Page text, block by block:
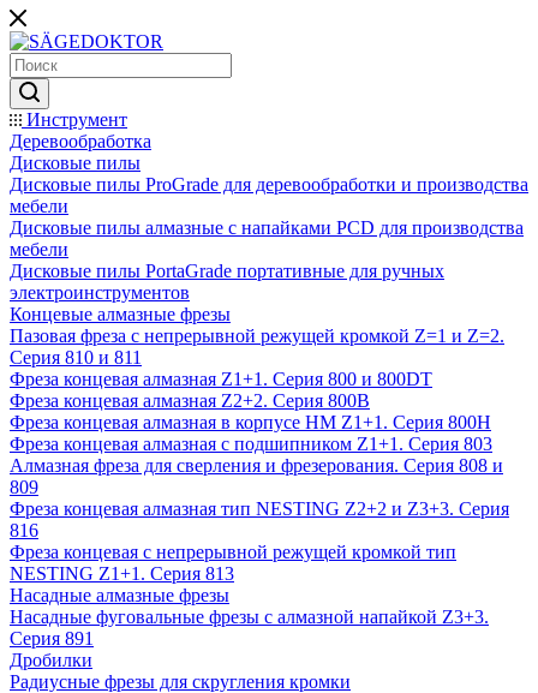
Инструмент
Деревообработка
Дисковые пилы
Дисковые пилы ProGrade для деревообработки и производства
мебели
Дисковые пилы алмазные с напайками PCD для производства
мебели
Дисковые пилы PortaGrade портативные для ручных
электроинструментов
Концевые алмазные фрезы
Пазовая фреза с непрерывной режущей кромкой Z=1 и Z=2.
Серия 810 и 811
Фреза концевая алмазная Z1+1. Серия 800 и 800DT
Фреза концевая алмазная Z2+2. Серия 800B
Фреза концевая алмазная в корпусе НМ Z1+1. Серия 800H
Фреза концевая алмазная с подшипником Z1+1. Серия 803
Алмазная фреза для сверления и фрезерования. Серия 808 и
809
Фреза концевая алмазная тип NESTING Z2+2 и Z3+3. Серия
816
Фреза концевая с непрерывной режущей кромкой тип
NESTING Z1+1. Серия 813
Насадные алмазные фрезы
Насадные фуговальные фрезы с алмазной напайкой Z3+3.
Серия 891
Дробилки
Радиусные фрезы для скругления кромки